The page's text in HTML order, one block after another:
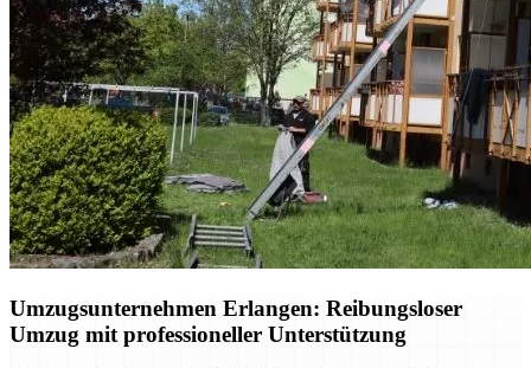
Umzugsunternehmen Erlangen: Reibungsloser
Umzug mit professioneller Unterstützung